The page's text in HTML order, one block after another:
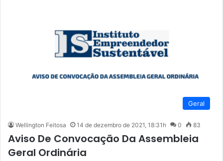
Geral
Wellington Feitosa 14 de dezembro de 2021, 18:31h 0 83
Aviso De Convocação Da Assembleia
Geral Ordinária